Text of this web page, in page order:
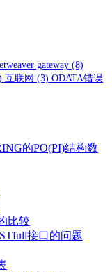
gateway (8)
互联网 (3) ODATA错误
的PO(PI)结构数
比较
接口的问题